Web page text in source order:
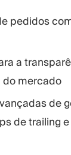
pedidos
a
mercado
de
de trailing